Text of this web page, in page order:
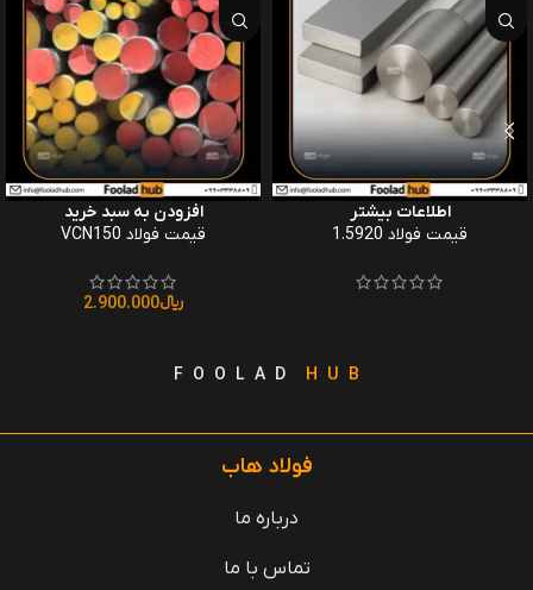
اطلاعات بیشتر
قیمت فولاد 1.5920
افزودن به سبد خرید
قیمت فولاد VCN150
﷼2.900.000
F O O L A D H U B
فولاد هاب
درباره ما
تماس با ما